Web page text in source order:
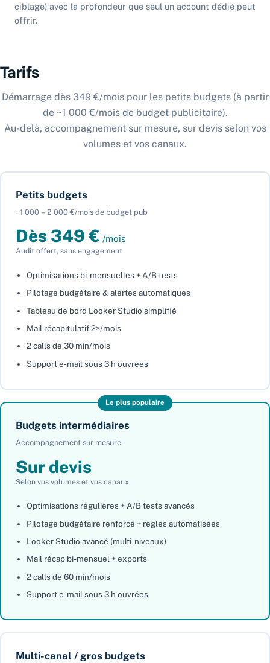
ciblage) avec la profondeur que seul un account dédié peut
offrir.
Tarifs
Démarrage dès 349 €/mois pour les petits budgets (à partir
de ~1 000 €/mois de budget publicitaire).
Au-delà, accompagnement sur mesure, sur devis selon vos
volumes et vos canaux.
Petits budgets
~1 000 – 2 000 €/mois de budget pub
Dès 349 € /mois
Audit offert, sans engagement
Optimisations bi-mensuelles + A/B tests
Pilotage budgétaire & alertes automatiques
Tableau de bord Looker Studio simplifié
Mail récapitulatif 2×/mois
2 calls de 30 min/mois
Support e-mail sous 3 h ouvrées
Le plus populaire
Budgets intermédiaires
Accompagnement sur mesure
Sur devis
Selon vos volumes et vos canaux
Optimisations régulières + A/B tests avancés
Pilotage budgétaire renforcé + règles automatisées
Looker Studio avancé (multi-niveaux)
Mail récap bi-mensuel + exports
2 calls de 60 min/mois
Support e-mail sous 3 h ouvrées
Multi-canal / gros budgets